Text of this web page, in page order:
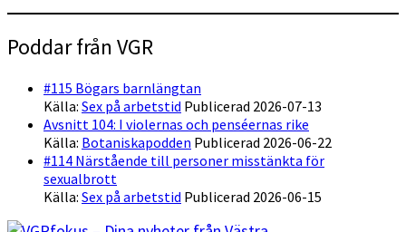
Poddar från VGR
#115 Bögars barnlängtan
Källa: Sex på arbetstid Publicerad 2026-07-13
Avsnitt 104: I violernas och penséernas rike
Källa: Botaniskapodden Publicerad 2026-06-22
#114 Närstående till personer misstänkta för
sexualbrott
Källa: Sex på arbetstid Publicerad 2026-06-15